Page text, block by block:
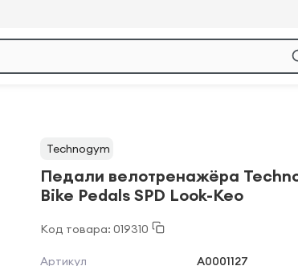
Technogym
Педали велотренажёра
Bike Pedals SPD Look-Keo
Код товара: 019310
Артикул
A0001127